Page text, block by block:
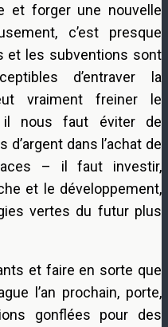
et forger une nouvelle
c’est presque
et les subventions sont
d’entraver la
vraiment freiner le
il nous faut éviter de
dans l’achat de
– il faut investir,
et le développement,
vertes du futur plus
et faire en sorte que
l’an prochain, porte,
gonflées pour des